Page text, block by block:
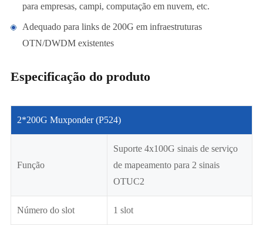
para empresas, campi, computação em nuvem, etc.
Adequado para links de 200G em infraestruturas
OTN/DWDM existentes
Especificação do produto
2*200G Muxponder (P524)
Função
Suporte 4x100G sinais de serviço
de mapeamento para 2 sinais
OTUC2
Número do slot 1 slot